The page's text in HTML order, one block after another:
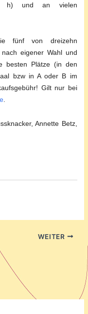
h) und an vielen
fünf von dreizehn
eigener Wahl und
besten Plätze (in den
bzw in A oder B im
Gilt nur bei
Annette Betz,
WEITER